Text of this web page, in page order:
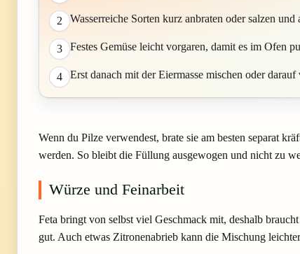
2 Wasserreiche Sorten kurz anbraten oder salzen und
3 Festes Gemüse leicht vorgaren, damit es im Ofen
4 Erst danach mit der Eiermasse mischen oder darauf
Wenn du Pilze verwendest, brate sie am besten separat
werden. So bleibt die Füllung ausgewogen und nicht zu
Würze und Feinarbeit
Feta bringt von selbst viel Geschmack mit, deshalb
gut. Auch etwas Zitronenabrieb kann die Mischung